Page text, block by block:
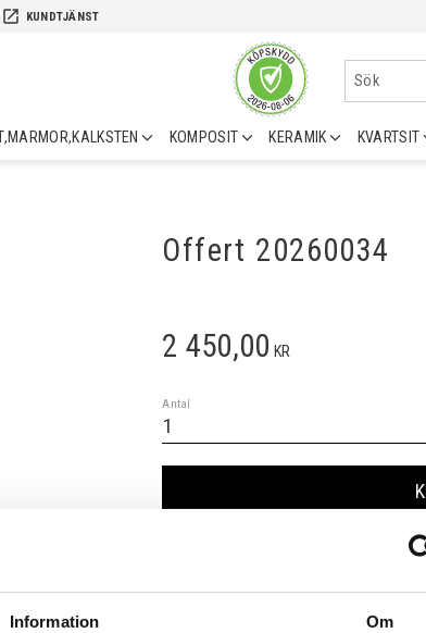
Information Om
launch KUNDTJÄNST
KOMPOSIT KERAMIK KVARTSIT
Offert 20260034
2 450,00 KR
Antal